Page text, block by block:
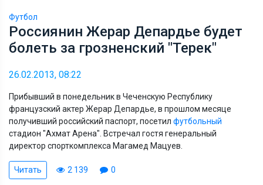
Футбол
Россиянин Жерар Депардье будет
болеть за грозненский "Терек"
26.02.2013, 08:22
Прибывший в понедельник в Чеченскую Республику
французский актер Жерар Депардье, в прошлом месяце
получивший российский паспорт, посетил футбольный
стадион "Ахмат Арена". Встречал гостя генеральный
директор спорткомплекса Магамед Мацуев.
Читать 2 139 0